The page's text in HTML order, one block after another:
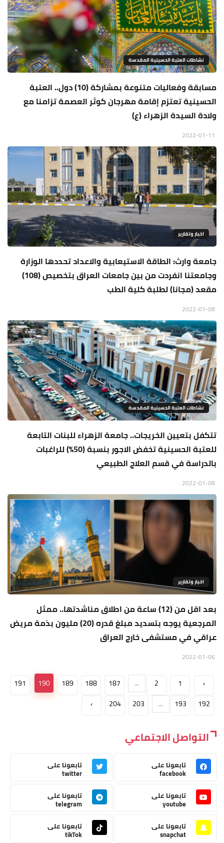
نشاطات العتبة الحسينية المقدسة
مسابقة وفعاليات متنوعة بمشاركة (10) دول.. العتبة
الحسينية تعتزم إقامة مهرجان كوثر العصمة تزامنا مع
ولادة السيدة الزهراء (ع)
اخبار وتقارير
جامعة وارث: الطاقة الاستيعابية والاعداد تحددها الوزارة
وجامعتنا انفردت من بين جامعات العراق بتخصيص (108)
مقعد (مجانا) لطلبة كلية الطب
نشاطات العتبة الحسينية المقدسة
تتكفل بتعيين الخريجات.. جامعة الزهراء للبنات التابعة
للعتبة الحسينية تخفض الاجور بنسبة (50%) للراغبات
بالدراسة في قسم العلاج الطبيعي
اخبار وتقارير
بعد اقل من (12) ساعة من اطلاق مناشدتها.. ممثل
المرجعية يوجه بتسديد مبلغ قدره (20) مليون بذمة مريض
عراقي في مستشفى خارج العراق
‹
1
2
...
187
188
189
190
191
192
193
...
203
204
›
التواصل الاجتماعي
تابعونا على
facebook
تابعونا على
twitter
تابعونا على
youtube
تابعونا على
telegram
تابعونا على
snapchat
تابعونا على
tikTok